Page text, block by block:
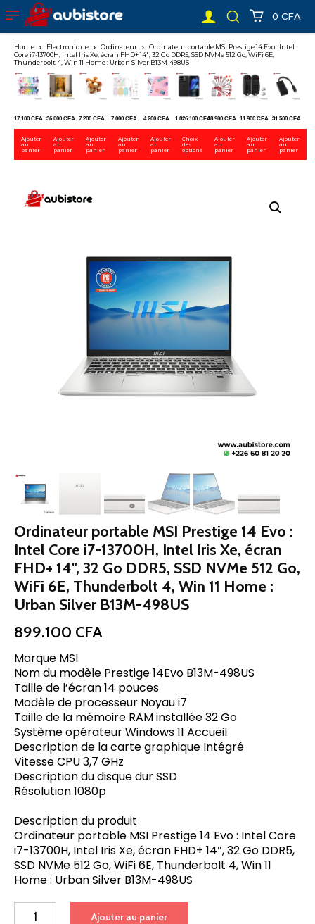
0 CFA
Home Electronique Ordinateur
Ordinateur portable MSI Prestige 14 Evo : Intel
Core i7-13700H, Intel Iris Xe, écran FHD+ 14″, 32 Go DDR5, SSD NVMe 512 Go, WiFi 6E,
Thunderbolt 4, Win 11 Home : Urban Silver B13M-498US
17.100 CFA
Ajouter
au
panier
36.000 CFA
Ajouter
au
panier
7.200 CFA
Ajouter
au
panier
7.000 CFA
Ajouter
au
panier
4.200 CFA
Ajouter
au
panier
1.826.100CFA
Choix
des
options
18.900CFA
Ajouter
au
panier
11.900CFA
Ajouter
au
panier
31.500 CFA
Ajouter
au
panier
Ordinateur portable MSI Prestige 14 Evo :
Intel Core i7-13700H, Intel Iris Xe, écran
FHD+ 14", 32 Go DDR5, SSD NVMe 512 Go,
WiFi 6E, Thunderbolt 4, Win 11 Home :
Urban Silver B13M-498US
899.100 CFA
Marque MSI
Nom du modèle Prestige 14Evo B13M-498US
Taille de l’écran 14 pouces
Modèle de processeur Noyau i7
Taille de la mémoire RAM installée 32 Go
Système opérateur Windows 11 Accueil
Description de la carte graphique Intégré
Vitesse CPU 3,7 GHz
Description du disque dur SSD
Résolution 1080p
Description du produit
Ordinateur portable MSI Prestige 14 Evo : Intel Core
i7-13700H, Intel Iris Xe, écran FHD+ 14″, 32 Go DDR5,
SSD NVMe 512 Go, WiFi 6E, Thunderbolt 4, Win 11
Home : Urban Silver B13M-498US
quantité
Ajouter au panier